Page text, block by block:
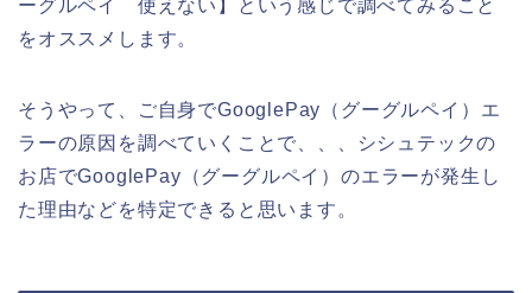
ーグルペイ 使えない】という感じで調べてみること
をオススメします。
そうやって、ご自身でGooglePay（グーグルペイ）エ
ラーの原因を調べていくことで、、、シシュテックの
お店でGooglePay（グーグルペイ）のエラーが発生し
た理由などを特定できると思います。